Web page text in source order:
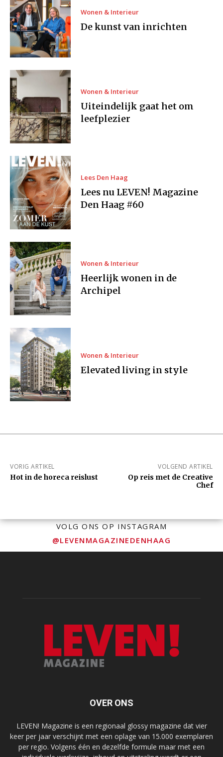
Wonen & Interieur
De kunst van inrichten
Wonen & Interieur
Uiteindelijk gaat het om
leefplezier
Lees Den Haag
Lees nu LEVEN! Magazine
Den Haag #60
Wonen & Interieur
Heerlijk wonen in de
Archipel
Wonen & Interieur
Elevated living in style
VORIG ARTIKEL
Hot in de horeca reislust
VOLGEND ARTIKEL
Op reis met de Creative
Chef
VOLG ONS OP INSTAGRAM
@LEVENMAGAZINEDENHAAG
OVER ONS
LEVEN! Magazine is een regionaal glossy magazine dat vier
keer per jaar verschijnt met een oplage van 15.000 exemplaren
per regio. Volgens één en dezelfde formule maar met een